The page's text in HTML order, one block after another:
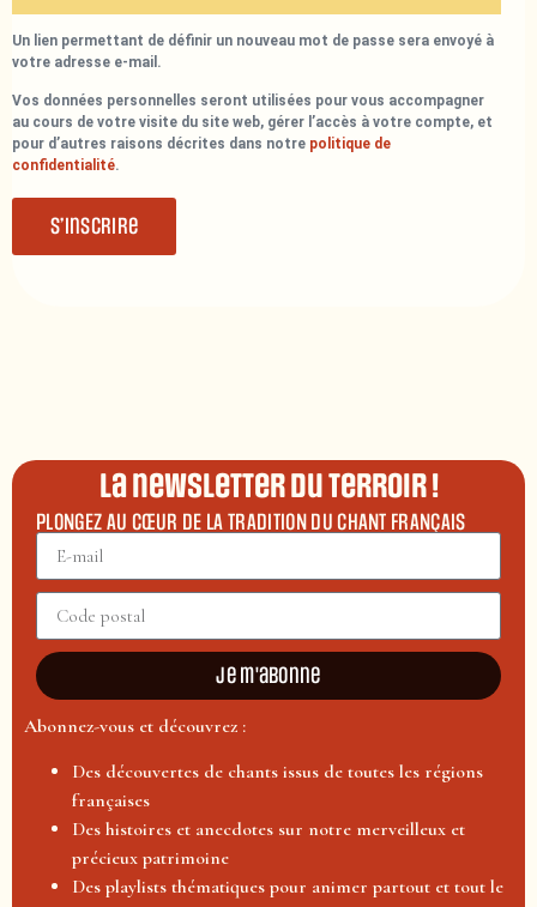
Un lien permettant de définir un nouveau mot de passe sera envoyé à
votre adresse e-mail.
Vos données personnelles seront utilisées pour vous accompagner
au cours de votre visite du site web, gérer l’accès à votre compte, et
pour d’autres raisons décrites dans notre politique de
confidentialité.
S’inscrire
La newsletter du terroir !
PLONGEZ AU CŒUR DE LA TRADITION DU CHANT FRANÇAIS
Je m'abonne
Abonnez-vous et découvrez :
Des découvertes de chants issus de toutes les régions
françaises
Des histoires et anecdotes sur notre merveilleux et
précieux patrimoine
Des playlists thématiques pour animer partout et tout le